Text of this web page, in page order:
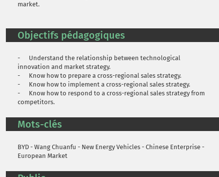
market.
Objectifs pédagogiques
- Understand the relationship between technological
innovation and market strategy.
- Know how to prepare a cross-regional sales strategy.
- Know how to implement a cross-regional sales strategy.
- Know how to respond to a cross-regional sales strategy from
competitors.
Mots-clés
BYD - Wang Chuanfu - New Energy Vehicles - Chinese Enterprise -
European Market